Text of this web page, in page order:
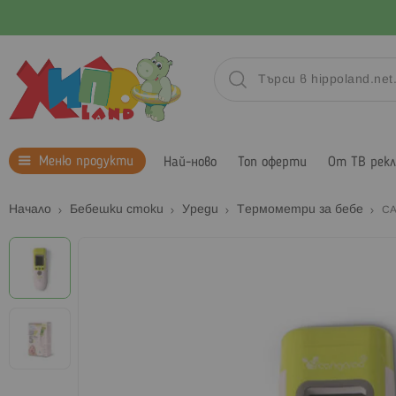
Меню продукти Най-ново Топ оферти От ТВ
Начало Бебешки стоки Уреди Термометри за бебе
Преминете
на
изображенията